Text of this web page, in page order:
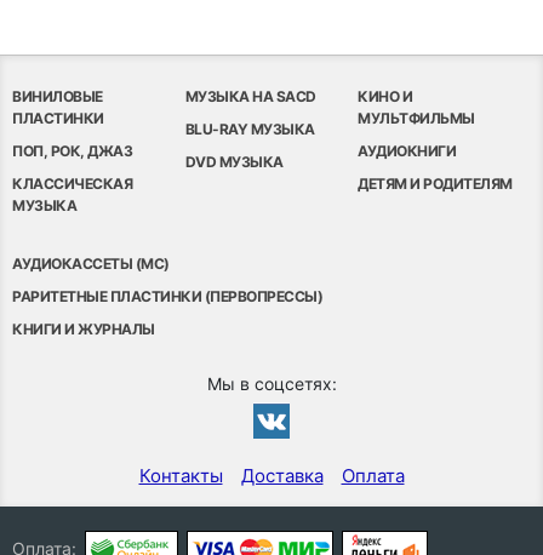
ВИНИЛОВЫЕ
ПЛАСТИНКИ
ПОП, РОК, ДЖАЗ
КЛАССИЧЕСКАЯ
МУЗЫКА
МУЗЫКА НА SACD
BLU-RAY МУЗЫКА
DVD МУЗЫКА
КИНО И
МУЛЬТФИЛЬМЫ
АУДИОКНИГИ
ДЕТЯМ И РОДИТЕЛЯМ
АУДИОКАССЕТЫ (MC)
РАРИТЕТНЫЕ ПЛАСТИНКИ (ПЕРВОПРЕССЫ)
КНИГИ И ЖУРНАЛЫ
Мы в соцсетях:
Контакты Доставка Оплата
Оплата: